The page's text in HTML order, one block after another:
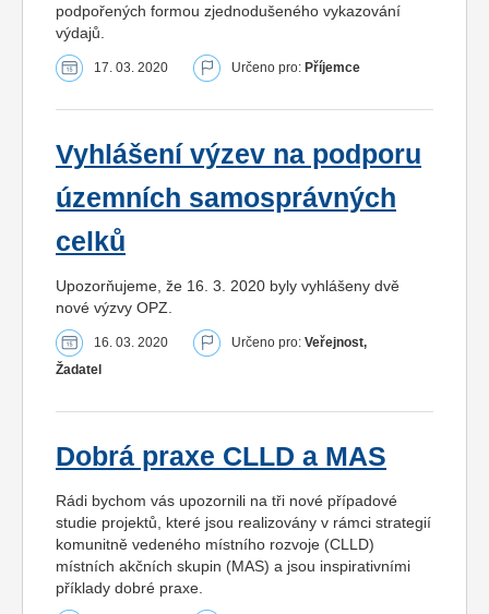
podpořených formou zjednodušeného vykazování
výdajů.
17. 03. 2020 Určeno pro: Příjemce
Vyhlášení výzev na podporu
územních samosprávných
celků
Upozorňujeme, že 16. 3. 2020 byly vyhlášeny dvě
nové výzvy OPZ.
16. 03. 2020 Určeno pro: Veřejnost,
Žadatel
Dobrá praxe CLLD a MAS
Rádi bychom vás upozornili na tři nové případové
studie projektů, které jsou realizovány v rámci strategií
komunitně vedeného místního rozvoje (CLLD)
místních akčních skupin (MAS) a jsou inspirativními
příklady dobré praxe.